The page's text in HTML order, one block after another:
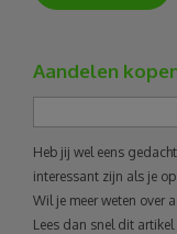
Aandelen
Heb jij wel eens
interessant zijn als je
Wil je meer weten over
Lees dan snel dit artikel